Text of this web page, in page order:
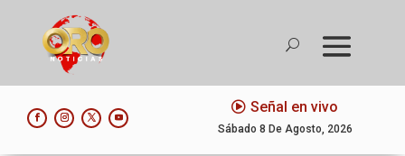
Señal en vivo
Sábado 8 De Agosto, 2026